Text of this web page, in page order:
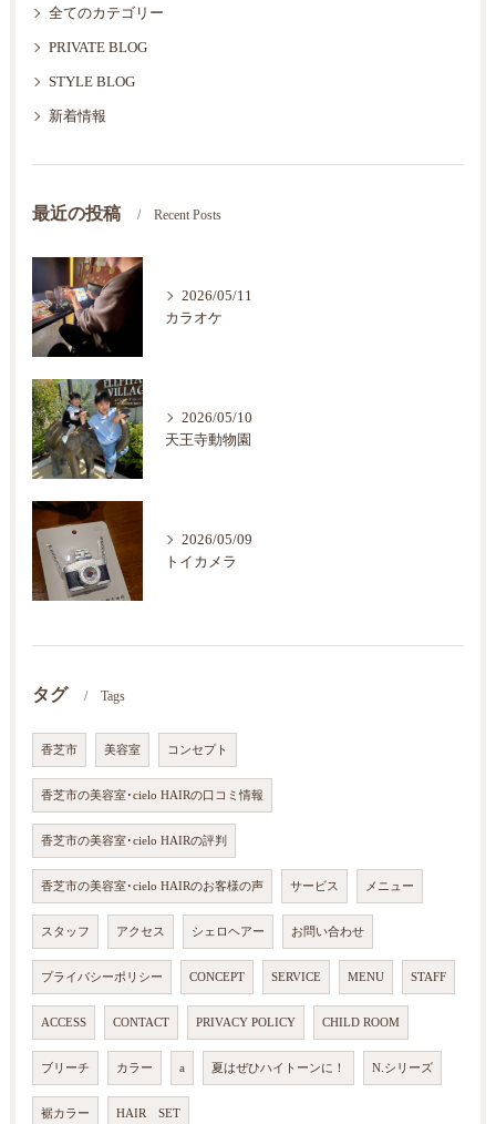
全てのカテゴリー
PRIVATE BLOG
STYLE BLOG
新着情報
最近の投稿 Recent Posts
2026/05/11
カラオケ
2026/05/10
天王寺動物園
2026/05/09
トイカメラ
タグ Tags
香芝市 美容室 コンセプト
香芝市の美容室･cielo HAIRの口コミ情報
香芝市の美容室･cielo HAIRの評判
香芝市の美容室･cielo HAIRのお客様の声 サービス メニュー
スタッフ アクセス シェロヘアー お問い合わせ
プライバシーポリシー CONCEPT SERVICE MENU STAFF
ACCESS CONTACT PRIVACY POLICY CHILD ROOM
ブリーチ カラー a 夏はぜひハイトーンに！ N.シリーズ
裾カラー HAIR SET